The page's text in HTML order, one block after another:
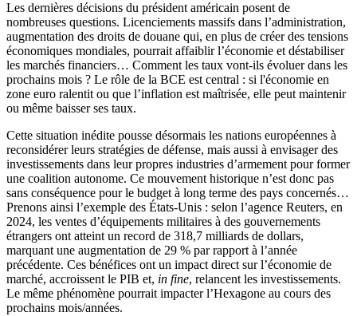
Les dernières décisions du président américain posent de
nombreuses questions. Licenciements massifs dans l’administration,
augmentation des droits de douane qui, en plus de créer des tensions
économiques mondiales, pourrait affaiblir l’économie et déstabiliser
les marchés financiers… Comment les taux vont-ils évoluer dans les
prochains mois ? Le rôle de la BCE est central : si l'économie en
zone euro ralentit ou que l’inflation est maîtrisée, elle peut maintenir
ou même baisser ses taux.
Cette situation inédite pousse désormais les nations européennes à
reconsidérer leurs stratégies de défense, mais aussi à envisager des
investissements dans leur propres industries d’armement pour former
une coalition autonome. Ce mouvement historique n’est donc pas
sans conséquence pour le budget à long terme des pays concernés…
Prenons ainsi l’exemple des États-Unis : selon l’agence Reuters, en
2024, les ventes d’équipements militaires à des gouvernements
étrangers ont atteint un record de 318,7 milliards de dollars,
marquant une augmentation de 29 % par rapport à l’année
précédente. Ces bénéfices ont un impact direct sur l’économie de
marché, accroissent le PIB et, in fine, relancent les investissements.
Le même phénomène pourrait impacter l’Hexagone au cours des
prochains mois/années.